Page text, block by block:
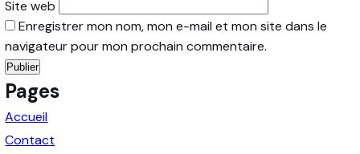
Site web
Enregistrer mon nom, mon e-mail et mon site dans le
navigateur pour mon prochain commentaire.
Pages
Accueil
Contact